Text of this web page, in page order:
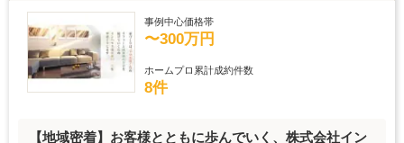
事例中心価格帯
〜300万円
ホームプロ累計成約件数
8件
【地域密着】お客様とともに歩んでいく、株式会社イン